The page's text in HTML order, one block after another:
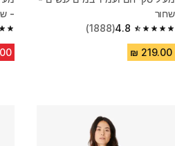
שחור
4.8
4.8 out of 5 stars from 1888 reviews
(1888)
-
4.8 out of 5 stars from 1327 reviews